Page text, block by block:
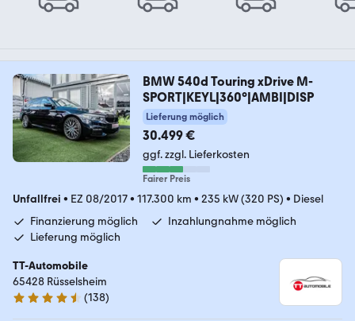
BMW 540d Touring xDrive M-
SPORT|KEYL|360°|AMBI|DISP
Lieferung möglich
30.499 €
ggf. zzgl. Lieferkosten
Fairer Preis
Unfallfrei • EZ 08/2017• 117.300 km • 235 kW (320 PS) • Diesel
Finanzierung möglich
Inzahlungnahme möglich
Lieferung möglich
TT-Automobile
65428 Rüsselsheim
4.6 Sterne
(138)